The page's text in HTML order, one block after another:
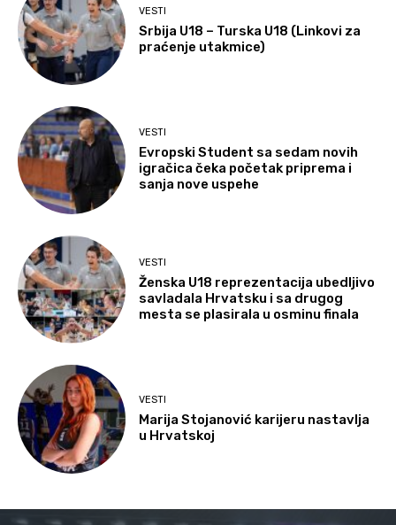
VESTI
Srbija U18 – Turska U18 (Linkovi za
praćenje utakmice)
VESTI
Evropski Student sa sedam novih
igračica čeka početak priprema i
sanja nove uspehe
VESTI
Ženska U18 reprezentacija ubedljivo
savladala Hrvatsku i sa drugog
mesta se plasirala u osminu finala
VESTI
Marija Stojanović karijeru nastavlja
u Hrvatskoj